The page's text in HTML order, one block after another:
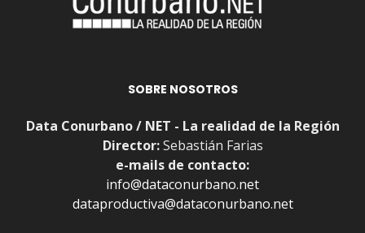
SOBRE NOSOTROS
Data Conurbano / NET - La realidad de la Región
Director:Sebastián Farias
e-mails de contacto:
info@dataconurbano.net
dataproductiva@dataconurbano.net